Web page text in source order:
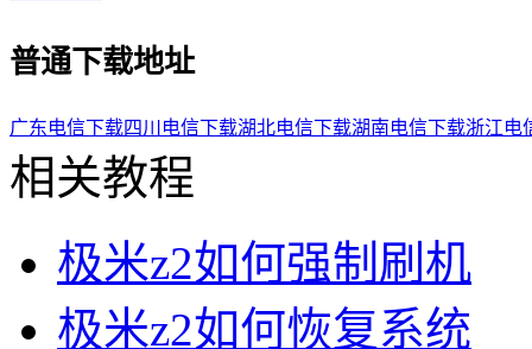
普通下载地址
广东电信下载四川电信下载湖北电信下载湖南电信下载浙江电
相关教程
极米z2如何强制刷机
极米z2如何恢复系统